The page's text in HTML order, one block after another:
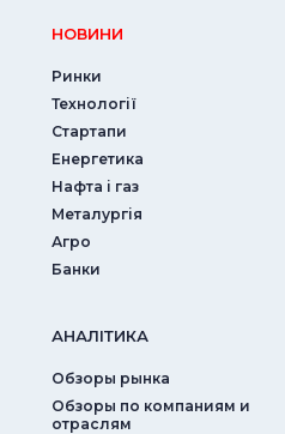
НОВИНИ
Ринки
Технології
Стартапи
Енергетика
Нафта і газ
Металургія
Агро
Банки
АНАЛIТИКА
Обзоры рынка
Обзоры по компаниям и
отраслям